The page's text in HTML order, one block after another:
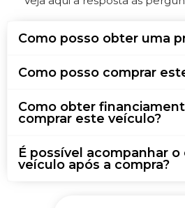
Como posso obter uma
Como posso comprar
Como obter
comprar este veículo?
É possível acompanhar
veículo após a compra?